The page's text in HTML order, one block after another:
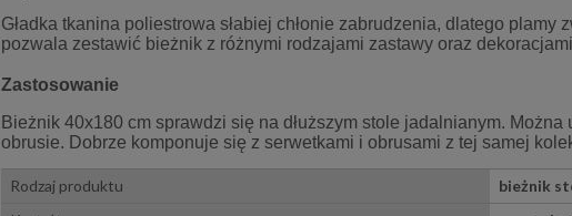
Gładka tkanina poliestrowa słabiej chłonie zabrudzenia, dlatego plamy
pozwala zestawić bieżnik z różnymi rodzajami zastawy oraz dekoracjami
Zastosowanie
Bieżnik 40x180 cm sprawdzi się na dłuższym stole jadalnianym.
obrusie. Dobrze komponuje się z serwetkami i obrusami z tej samej
Rodzaj produktu
bieżnik